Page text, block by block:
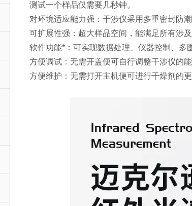
测试一个样品仅需要几秒钟。
对环境适应能力强：干涉仪采用多重密封防
可扩展性强：超大样品空间，能满足所有涉
软件功能*：可实现数据处理、仪器控制、多
方便调试：无需开盖便可自行调整干涉仪的能
方便维护：无需打开主机便可进行干燥剂的更